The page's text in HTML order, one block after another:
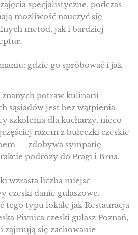
specjalistyczne, podczas
możliwość nauczyć się
metod, jak i bardziej
gdzie go spróbować i jak
znanych potraw kulinarii
sąsiadów jest bez wątpienia
szkolenia dla kucharzy, nieco
razem z bułeczki czeskie
— zdobywa sympatię
podróży do Pragi i Brna.
wzrasta liczba miejsc
czeski danie gulaszowe.
tego typu lokale jak Restauracja
Pivnica czeski gulasz Poznań,
zajmują się zachowanie